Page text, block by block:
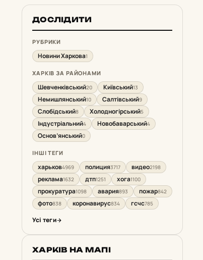
ДОСЛІДИТИ
РУБРИКИ
Новини Харкова1
ХАРКІВ ЗА РАЙОНАМИ
Шевченківський20 Київський13
Немишлянський10 Салтівський9
Слобідський8 Холодногірський5
Індустріальний4 Новобаварський4
Основ’янський0
ІНШІ ТЕГИ
харьков4969 полиция3717 видео2198
реклама1632 дтп1251 хога1100
прокуратура1098 авария893 пожар842
фото838 коронавирус834 гсчс785
Усі теги
ХАРКІВ НА МАПІ